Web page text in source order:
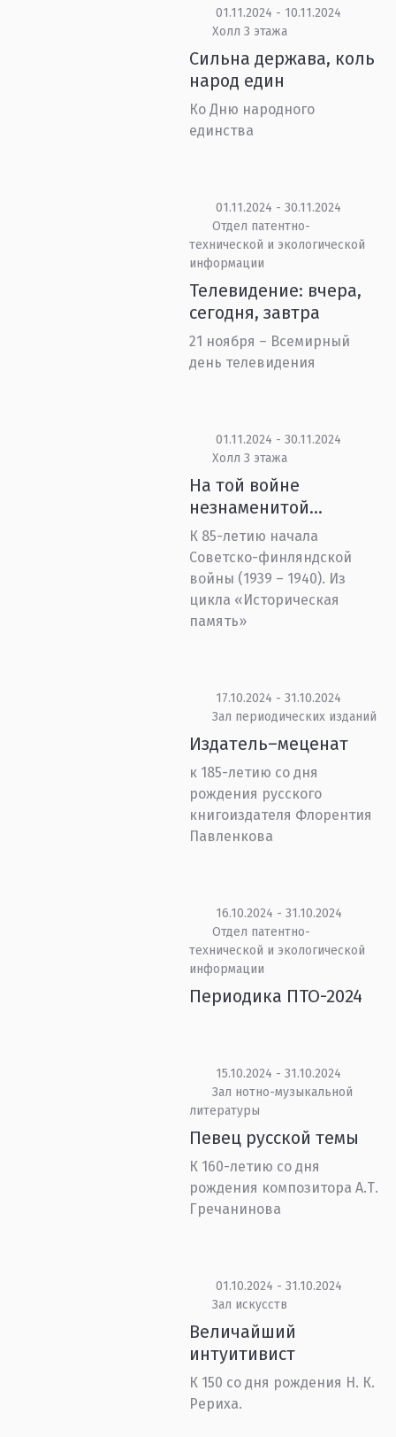
01.11.2024 - 10.11.2024
Холл 3 этажа
Сильна держава, коль
народ един
Ко Дню народного
единства
01.11.2024 - 30.11.2024
Отдел патентно-
технической и экологической
информации
Телевидение: вчера,
сегодня, завтра
21 ноября – Всемирный
день телевидения
01.11.2024 - 30.11.2024
Холл 3 этажа
На той войне
незнаменитой…
К 85-летию начала
Советско-финляндской
войны (1939 – 1940). Из
цикла «Историческая
память»
17.10.2024 - 31.10.2024
Зал периодических изданий
Издатель–меценат
к 185-летию со дня
рождения русского
книгоиздателя Флорентия
Павленкова
16.10.2024 - 31.10.2024
Отдел патентно-
технической и экологической
информации
Периодика ПТО-2024
15.10.2024 - 31.10.2024
Зал нотно-музыкальной
литературы
Певец русской темы
К 160-летию со дня
рождения композитора А.Т.
Гречанинова
01.10.2024 - 31.10.2024
Зал искусств
Величайший
интуитивист
К 150 со дня рождения Н. К.
Рериха.